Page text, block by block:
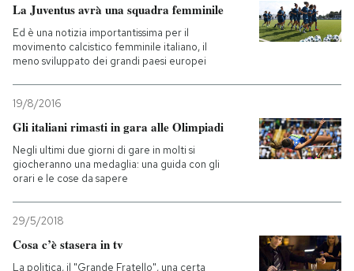
La Juventus avrà una squadra femminile
Ed è una notizia importantissima per il
movimento calcistico femminile italiano, il
meno sviluppato dei grandi paesi europei
19/8/2016
Gli italiani rimasti in gara alle Olimpiadi
Negli ultimi due giorni di gare in molti si
giocheranno una medaglia: una guida con gli
orari e le cose da sapere
29/5/2018
Cosa c’è stasera in tv
La politica, il "Grande Fratello", una certa